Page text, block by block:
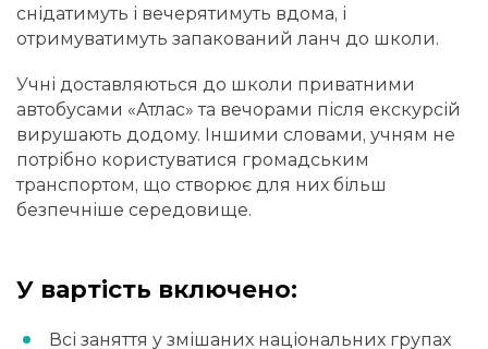
снідатимуть і вечерятимуть вдома, і
отримуватимуть запакований ланч до школи.
Учні доставляються до школи приватними
автобусами «Атлас» та вечорами після екскурсій
вирушають додому. Іншими словами, учням не
потрібно користуватися громадським
транспортом, що створює для них більш
безпечніше середовище.
У вартість включено:
Всі заняття у змішаних національних групах